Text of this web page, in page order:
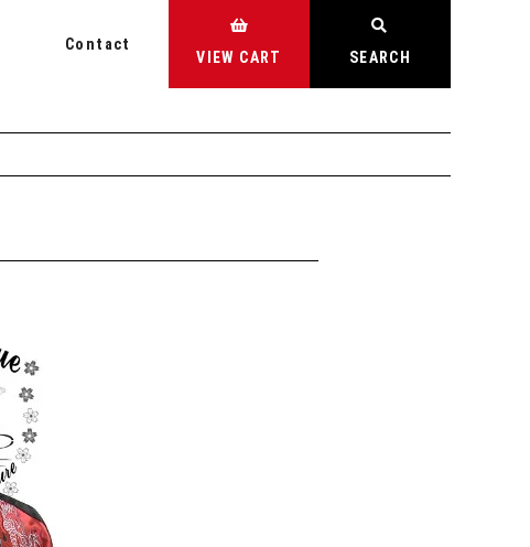
Contact
VIEW CART SEARCH